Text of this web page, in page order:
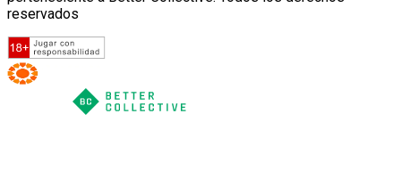
reservados